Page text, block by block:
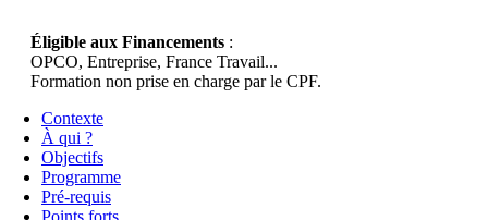
Éligible aux Financements :
OPCO, Entreprise, France Travail...
Formation non prise en charge par le CPF.
Contexte
À qui ?
Objectifs
Programme
Pré-requis
Points forts